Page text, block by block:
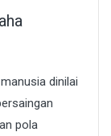
dinilai
pola